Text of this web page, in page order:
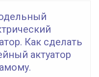
Как сделать
актуатор